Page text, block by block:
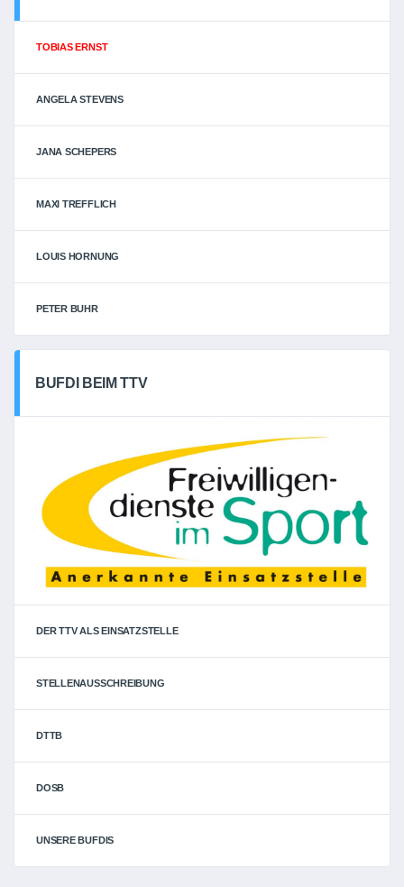
TOBIAS ERNST
ANGELA STEVENS
JANA SCHEPERS
MAXI TREFFLICH
LOUIS HORNUNG
PETER BUHR
BUFDI BEIM TTV
DER TTV ALS EINSATZSTELLE
STELLENAUSSCHREIBUNG
DTTB
DOSB
UNSERE BUFDIS